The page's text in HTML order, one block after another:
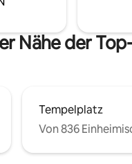
zum Arbeiten aus
Trockner in der
einem Balkon usw.
Nähe der
Tempelplatz
Von 836